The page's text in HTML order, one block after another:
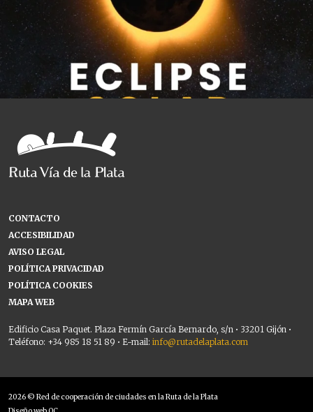
CONTACTO
ACCESIBILIDAD
AVISO LEGAL
POLÍTICA PRIVACIDAD
POLÍTICA COOKIES
MAPA WEB
Edificio Casa Paquet. Plaza Fermín García Bernardo, s/n • 33201 Gijón •
Teléfono: +34 985 18 51 89 • E-mail: info@rutadelaplata.com
2026 © Red de cooperación de ciudades en la Ruta de la Plata